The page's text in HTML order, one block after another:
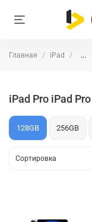
Главная iPad ...
iPad Pro iPad
128GB 256GB